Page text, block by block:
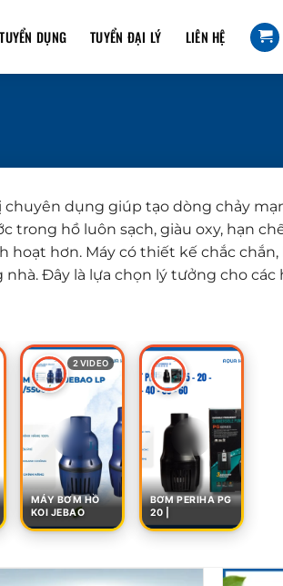
TUYỂN DỤNG TUYỂN ĐẠI LÝ LIÊN HỆ
chuyên dụng giúp tạo dòng chảy
trong hồ luôn sạch, giàu oxy, hạn
hoạt hơn. Máy có thiết kế chắc
Đây là lựa chọn lý tưởng cho
2 VIDEO
MÁY BƠM HỒ
KOI JEBAO
BƠM PERIHA PG
20 |